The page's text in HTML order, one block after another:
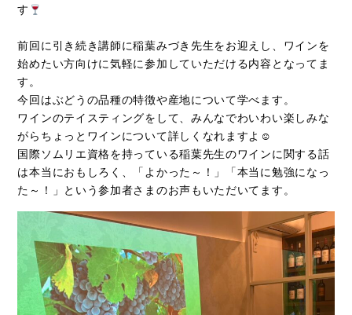
す
前回に引き続き講師に稲葉みづき先生をお迎えし、ワインを
始めたい方向けに気軽に参加していただける内容となってま
す。
今回はぶどうの品種の特徴や産地について学べます。
ワインのテイスティングをして、みんなでわいわい楽しみな
がらちょっとワインについて詳しくなれますよ☺
国際ソムリエ資格を持っている稲葉先生のワインに関する話
は本当におもしろく、「よかった～！」「本当に勉強になっ
た～！」という参加者さまのお声もいただいてます。